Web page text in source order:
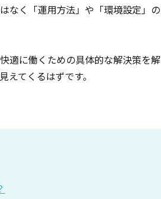
なく「運用方法」や「環境設定」の
適に働くための具体的な解決策を解
てくるはずです。